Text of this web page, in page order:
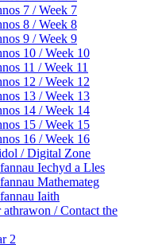
7 / Week 7
8 / Week 8
9 / Week 9
10 / Week 10
11 / Week 11
12 / Week 12
13 / Week 13
14 / Week 14
15 / Week 15
16 / Week 16
/ Digital Zone
Iechyd a Lles
Mathemateg
Iaith
/ Contact the
2